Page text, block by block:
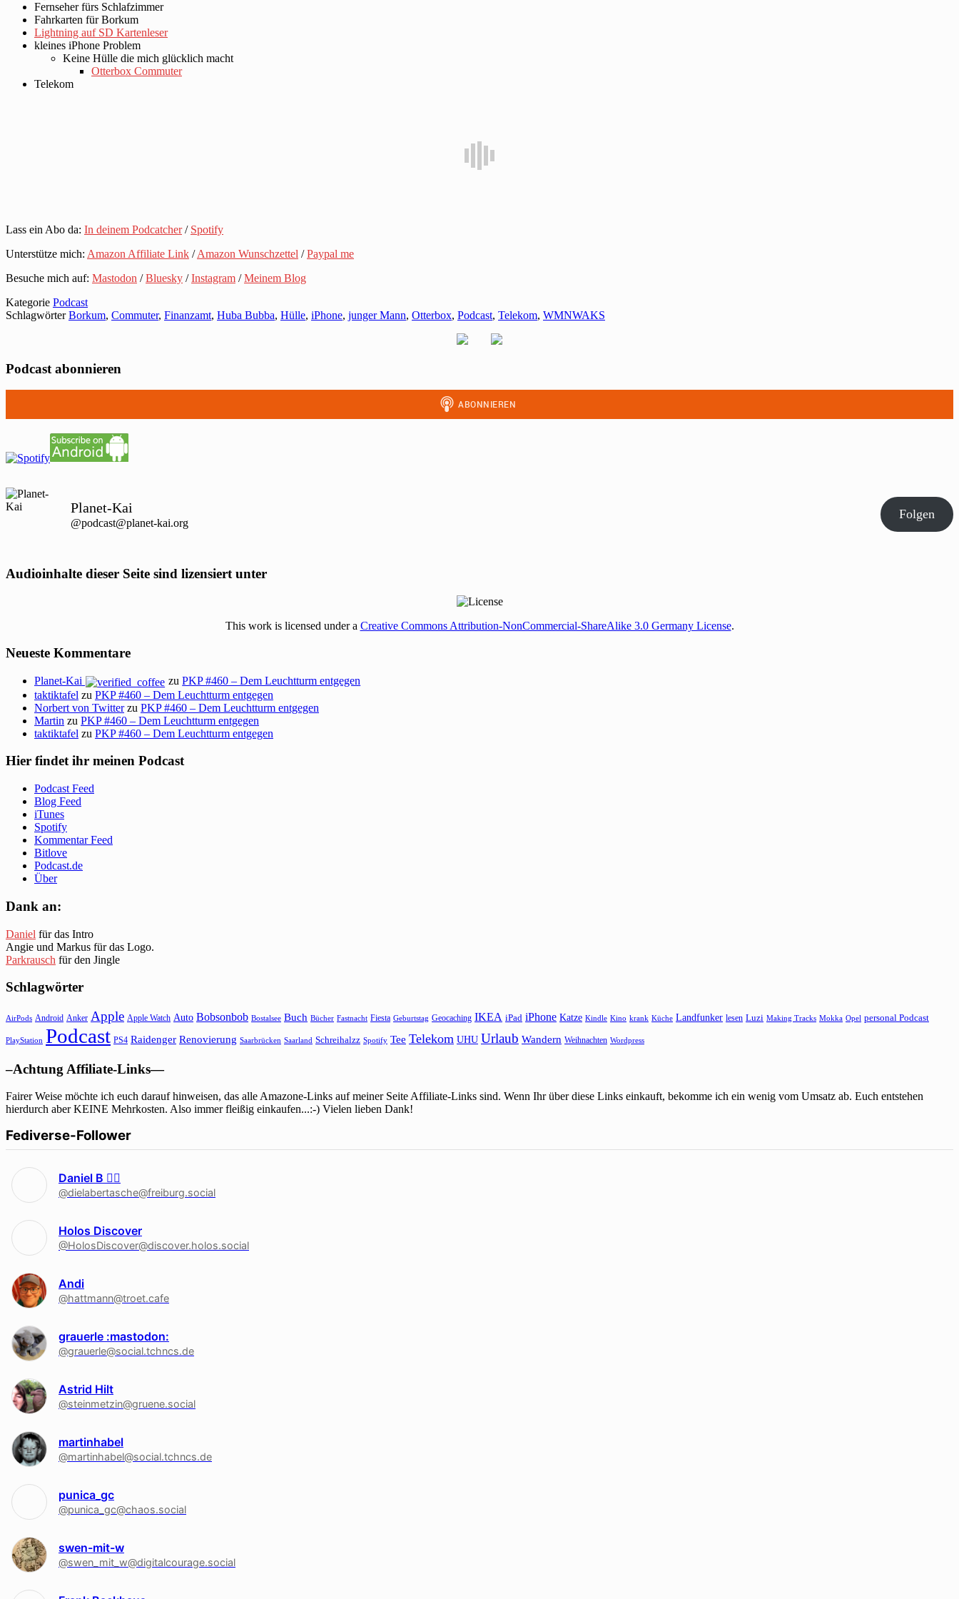
Fernseher fürs Schlafzimmer
Fahrkarten für Borkum
Lightning auf SD Kartenleser
kleines iPhone Problem
Keine Hülle die mich glücklich macht
Otterbox Commuter
Telekom
Lass ein Abo da: In deinem Podcatcher/ Spotify
Unterstütze mich: Amazon Affiliate Link /Amazon Wunschzettel /Paypal me
Besuche mich auf: Mastodon /Bluesky /Instagram /Meinem Blog
Kategorie Podcast
SchlagwörterBorkum, Commuter, Finanzamt, Huba Bubba, Hülle, iPhone, junger Mann, Otterbox, Podcast, Telekom, WMNWAKS
Podcast abonnieren
Planet-Kai
@podcast@planet-kai.org
Folgen
Audioinhalte dieser Seite sind lizensiert unter
This work is licensed under a Creative Commons Attribution-NonCommercial-ShareAlike 3.0 Germany License.
Neueste Kommentare
Planet-Kai zuPKP #460 – Dem Leuchtturm entgegen
taktiktafel zu PKP #460 – Dem Leuchtturm entgegen
Norbert von Twitterzu PKP #460 – Dem Leuchtturm entgegen
Martin zu PKP #460 – Dem Leuchtturm entgegen
taktiktafel zu PKP #460 – Dem Leuchtturm entgegen
Hier findet ihr meinen Podcast
Podcast Feed
Blog Feed
iTunes
Spotify
Kommentar Feed
Bitlove
Podcast.de
Über
Dank an:
Daniel für das Intro
Angie und Markus für das Logo.
Parkrausch für den Jingle
Schlagwörter
AirPods Android Anker Apple Apple Watch Auto Bobsonbob Bostalsee Buch Bücher Fastnacht Fiesta Geburtstag Geocaching IKEA iPad iPhone Katze Kindle Kino krank Küche Landfunker lesen Luzi Making Tracks Mokka Opel personal Podcast
PlayStation Podcast PS4 Raidenger Renovierung Saarbrücken Saarland Schreihalzz Spotify Tee Telekom UHU Urlaub Wandern Weihnachten Wordpress
–Achtung Affiliate-Links—
Fairer Weise möchte ich euch darauf hinweisen, das alle Amazone-Links auf meiner Seite Affiliate-Links sind. Wenn Ihr über diese Links einkauft, bekomme ich ein wenig vom Umsatz ab. Euch entstehen
hierdurch aber KEINE Mehrkosten. Also immer fleißig einkaufen...:-) Vielen lieben Dank!
Fediverse-Follower
Daniel B 🏳‍🌈
@dielabertasche@freiburg.social
Holos Discover
@HolosDiscover@discover.holos.social
Andi
@hattmann@troet.cafe
grauerle :mastodon:
@grauerle@social.tchncs.de
Astrid Hilt
@steinmetzin@gruene.social
martinhabel
@martinhabel@social.tchncs.de
punica_gc
@punica_gc@chaos.social
swen-mit-w
@swen_mit_w@digitalcourage.social